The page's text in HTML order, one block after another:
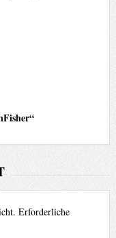
Erforderliche